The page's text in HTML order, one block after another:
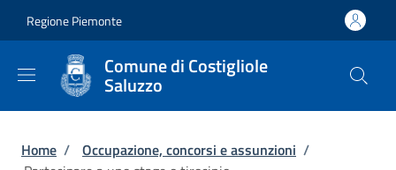
Regione Piemonte
Comune di Costigliole
Saluzzo
Briciole di pane
Home / Occupazione, concorsi e assunzioni /